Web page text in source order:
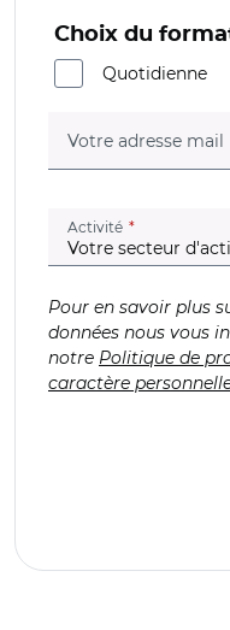
Choix du
Quotidienne
Votre adresse mail
Activité (champ
Pour en savoir plus
données nous vous
notre Politique de
caractère